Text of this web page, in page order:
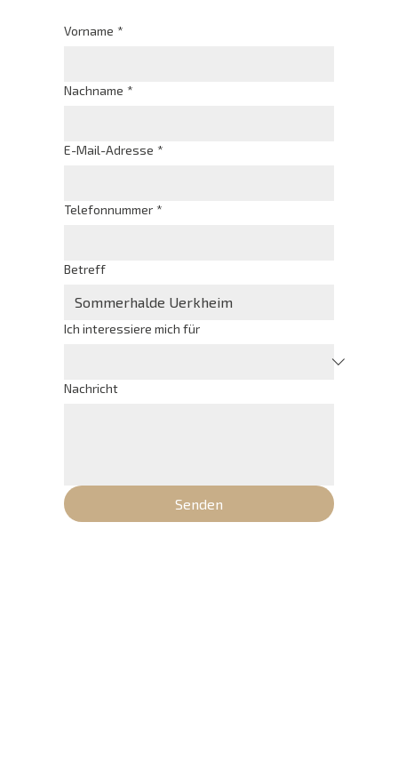
Vorname *
Nachname *
E-Mail-Adresse *
Telefonnummer *
Betreff
Ich interessiere mich für
Nachricht
Senden